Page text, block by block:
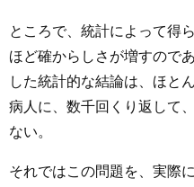
ところで、統計によって得
ほど確からしさが増すので
した統計的な結論は、ほと
病人に、数千回くり返して
ない。
それではこの問題を、実際